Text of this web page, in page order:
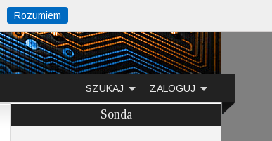
ZALOGUJ
SZUKAJ
Sonda
Rozumiem